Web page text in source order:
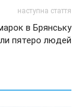
наступна стаття
в Брянську
пятеро людей